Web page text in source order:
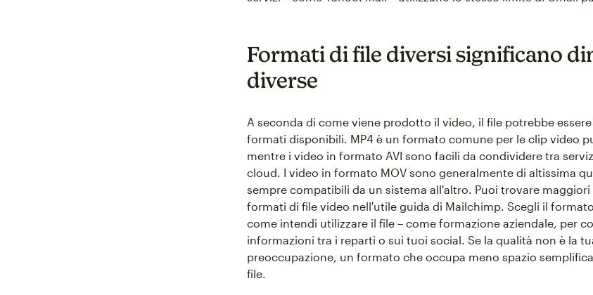
Formati di file diversi significano
diverse
A seconda di come viene prodotto il video, il file potrebbe
formati disponibili. MP4 è un formato comune per le clip video
mentre i video in formato AVI sono facili da condividere tra
cloud. I video in formato MOV sono generalmente di altissima
sempre compatibili da un sistema all'altro. Puoi trovare
formati di file video nell'utile guida di Mailchimp. Scegli il
come intendi utilizzare il file – come formazione aziendale, per
informazioni tra i reparti o sui tuoi social. Se la qualità non è la
preoccupazione, un formato che occupa meno spazio
file.